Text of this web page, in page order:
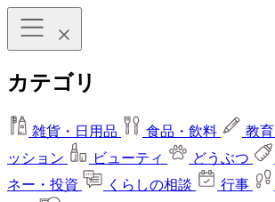
カテゴリ
雑貨・日用品 食品・飲料 教育
ッション
ビューティ どうぶつ
ネー・投資
くらしの相談 行事